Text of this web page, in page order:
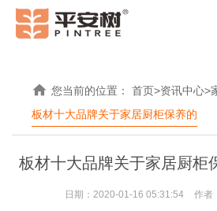
您当前的位置： 首页>资讯中心>
板材十大品牌关于家居厨柜保养的
板材十大品牌关于家居厨柜
日期：2020-01-16 05:31:54 作者